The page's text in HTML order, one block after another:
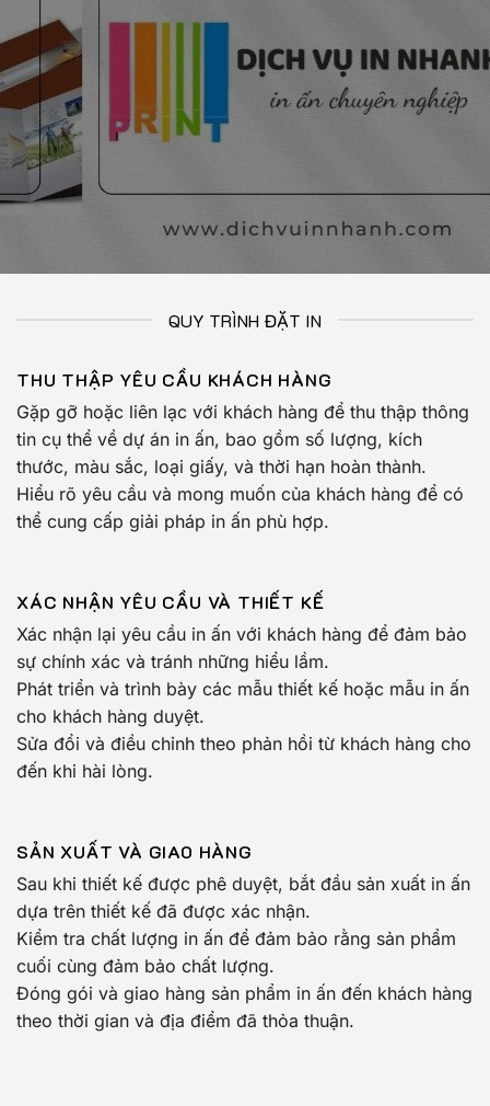
QUY TRÌNH ĐẶT IN
THU THẬP YÊU CẦU KHÁCH HÀNG
Gặp gỡ hoặc liên lạc với khách hàng để thu thập thông
tin cụ thể về dự án in ấn, bao gồm số lượng, kích
thước, màu sắc, loại giấy, và thời hạn hoàn thành.
Hiểu rõ yêu cầu và mong muốn của khách hàng để có
thể cung cấp giải pháp in ấn phù hợp.
XÁC NHẬN YÊU CẦU VÀ THIẾT KẾ
Xác nhận lại yêu cầu in ấn với khách hàng để đảm bảo
sự chính xác và tránh những hiểu lầm.
Phát triển và trình bày các mẫu thiết kế hoặc mẫu in ấn
cho khách hàng duyệt.
Sửa đổi và điều chỉnh theo phản hồi từ khách hàng cho
đến khi hài lòng.
SẢN XUẤT VÀ GIAO HÀNG
Sau khi thiết kế được phê duyệt, bắt đầu sản xuất in ấn
dựa trên thiết kế đã được xác nhận.
Kiểm tra chất lượng in ấn để đảm bảo rằng sản phẩm
cuối cùng đảm bảo chất lượng.
Đóng gói và giao hàng sản phẩm in ấn đến khách hàng
theo thời gian và địa điểm đã thỏa thuận.